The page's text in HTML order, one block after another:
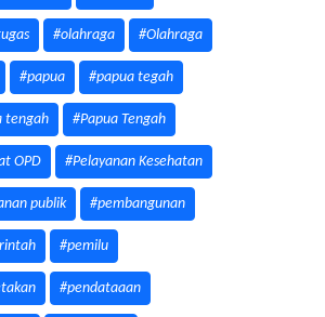
#olahraga #Olahraga
#papua #papua tegah
tengah #Papua Tengah
OPD #Pelayanan Kesehatan
publik #pembangunan
#pemilu
#pendataaan